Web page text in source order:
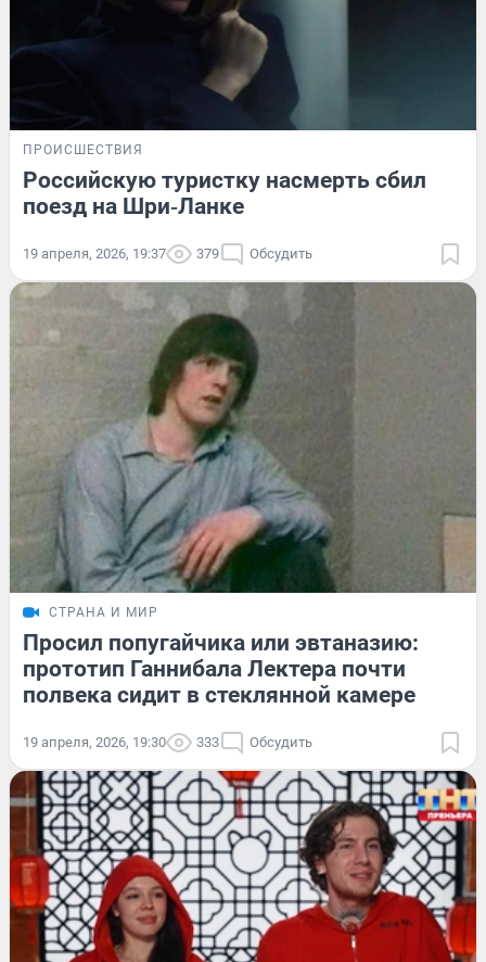
ПРОИСШЕСТВИЯ
Российскую туристку насмерть сбил
поезд на Шри‑Ланке
19 апреля, 2026, 19:37 379 Обсудить
СТРАНА И МИР
Просил попугайчика или эвтаназию:
прототип Ганнибала Лектера почти
полвека сидит в стеклянной камере
19 апреля, 2026, 19:30 333 Обсудить